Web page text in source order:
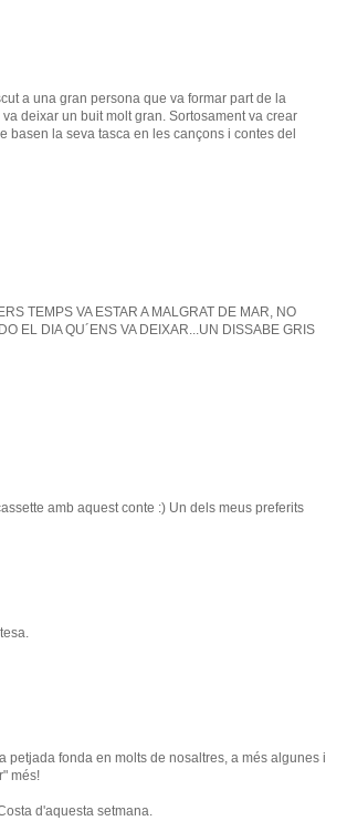
a una gran persona que va formar part de la
deixar un buit molt gran. Sortosament va crear
la seva tasca en les cançons i contes del
TEMPS VA ESTAR A MALGRAT DE MAR, NO
EL DIA QU´ENS VA DEIXAR...UN DISSABE GRIS
amb aquest conte :) Un dels meus preferits
petjada fonda en molts de nosaltres, a més algunes i
més!
d'aquesta setmana.